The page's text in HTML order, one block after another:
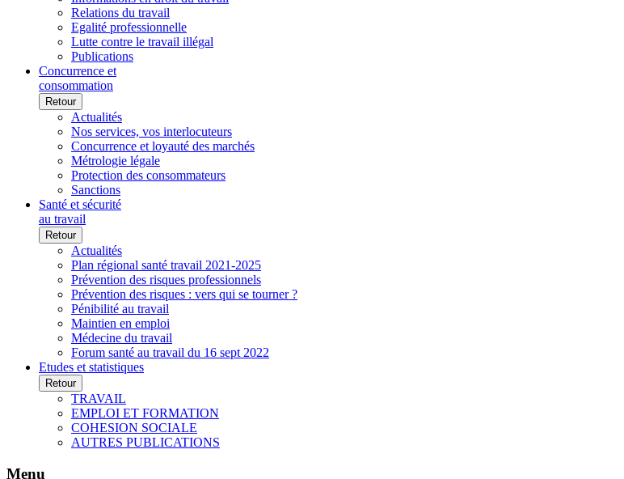
Relations du travail
Egalité professionnelle
Lutte contre le travail illégal
Publications
Concurrence et
consommation
Retour
Actualités
Nos services, vos interlocuteurs
Concurrence et loyauté des marchés
Métrologie légale
Protection des consommateurs
Sanctions
Santé et sécurité
au travail
Retour
Actualités
Plan régional santé travail 2021-2025
Prévention des risques professionnels
Prévention des risques : vers qui se tourner ?
Pénibilité au travail
Maintien en emploi
Médecine du travail
Forum santé au travail du 16 sept 2022
Etudes et statistiques
Retour
TRAVAIL
EMPLOI ET FORMATION
COHESION SOCIALE
AUTRES PUBLICATIONS
Menu